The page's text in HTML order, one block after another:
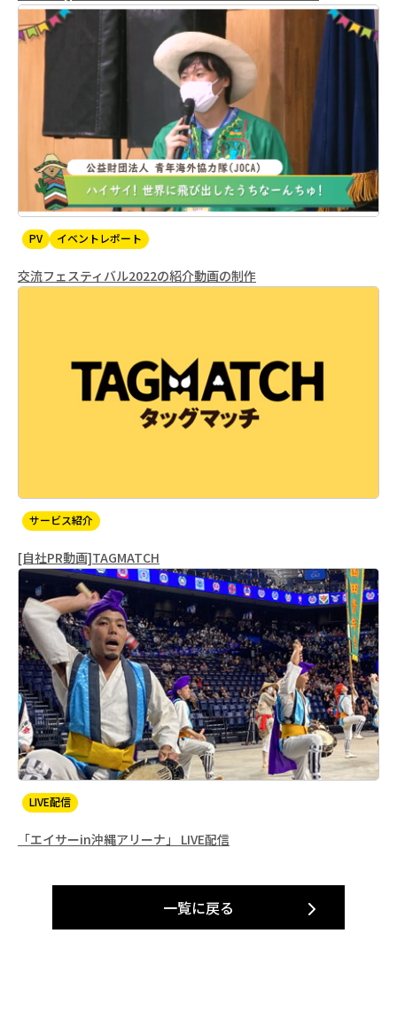
PV イベントレポート
交流フェスティバル2022の紹介動画の制作
サービス紹介
[自社PR動画]TAGMATCH
LIVE配信
「エイサーin沖縄アリーナ」 LIVE配信
一覧に戻る